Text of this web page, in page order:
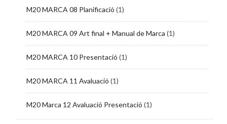
M20 MARCA 08 Planificació (1)
M20 MARCA 09 Art final + Manual de Marca (1)
M20 MARCA 10 Presentació (1)
M20 MARCA 11 Avaluació (1)
M20 Marca 12 Avaluació Presentació (1)